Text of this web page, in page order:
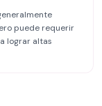
puede requerir
lograr altas